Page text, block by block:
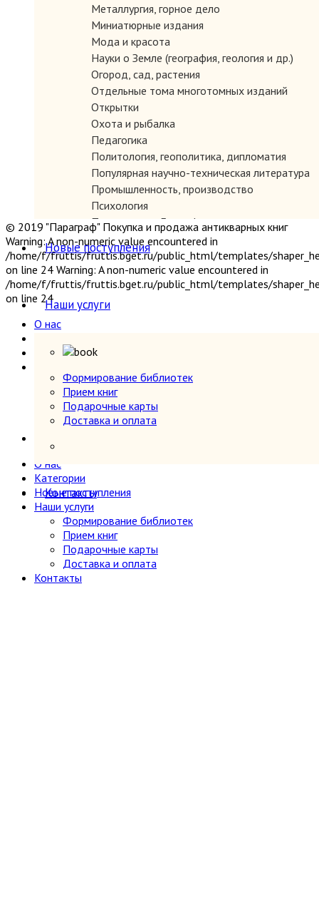
Металлургия, горное дело
Миниатюрные издания
Мода и красота
Науки о Земле (география, геология и др.)
Огород, сад, растения
Отдельные тома многотомных изданий
Открытки
Охота и рыбалка
Педагогика
Политология, геополитика, дипломатия
Популярная научно-техническая литература
Промышленность, производство
Психология
Путешествия. Географические открытия
Религия
Сатира и юмор
Секс и эротика
Сельское хозяйство
Словари
Спорт и физкультура
Учебники и самоучители иностранных языков
Физика
Философия
Экономика, политэкономия
Электроника, электротехника, радио и связь
Энергетика
Языкознание
Новые поступления
Наши услуги
Формирование библиотек
Прием книг
Подарочные карты
Доставка и оплата
Контакты
© 2019 "Параграф" Покупка и продажа антикварных книг
Warning: A non-numeric value encountered in
/home/f/fruttis/fruttis.bget.ru/public_html/templates/
on line 24 Warning: A non-numeric value encountered in
/home/f/fruttis/fruttis.bget.ru/public_html/templates/
on line 24
О нас
Новые поступления
Формирование библиотек
Прием книг
Подарочные карты
Доставка и оплата
О нас
Категории
Новые поступления
Наши услуги
Формирование библиотек
Прием книг
Подарочные карты
Доставка и оплата
Контакты